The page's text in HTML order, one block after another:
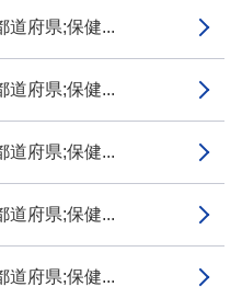
道府県;保健...
道府県;保健...
道府県;保健...
道府県;保健...
道府県;保健...